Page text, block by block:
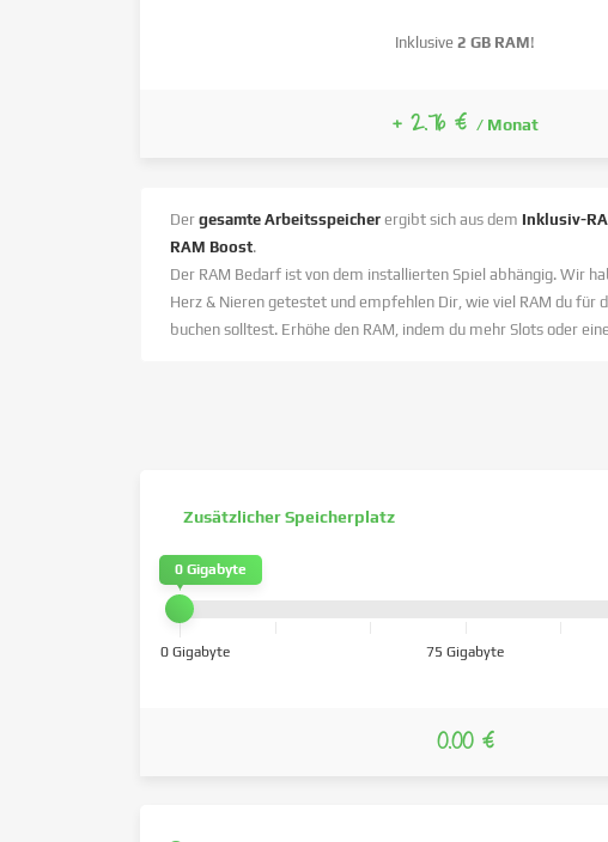
Inklusive 2 GB RAM!
+ 2.76 € / Monat
Der gesamte Arbeitsspeicher ergibt sich aus dem Inklusiv-
RAM Boost.
Der RAM Bedarf ist von dem installierten Spiel abhängig. Wir
Herz & Nieren getestet und empfehlen Dir, wie viel RAM du für
buchen solltest. Erhöhe den RAM, indem du mehr Slots oder
Zusätzlicher Speicherplatz
0 Gigabyte 75 Gigabyte
0 Gigabyte
0.00 €